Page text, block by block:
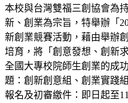
本校與台灣雙福三創協會為
新、創業為宗旨，特舉辦「
新創業競賽活動，藉由舉辦
培育，將「創意發想、創新
全國大專校院師生創業的成
題：創新創意組、創業實踐
報名及初審繳件：即日起至